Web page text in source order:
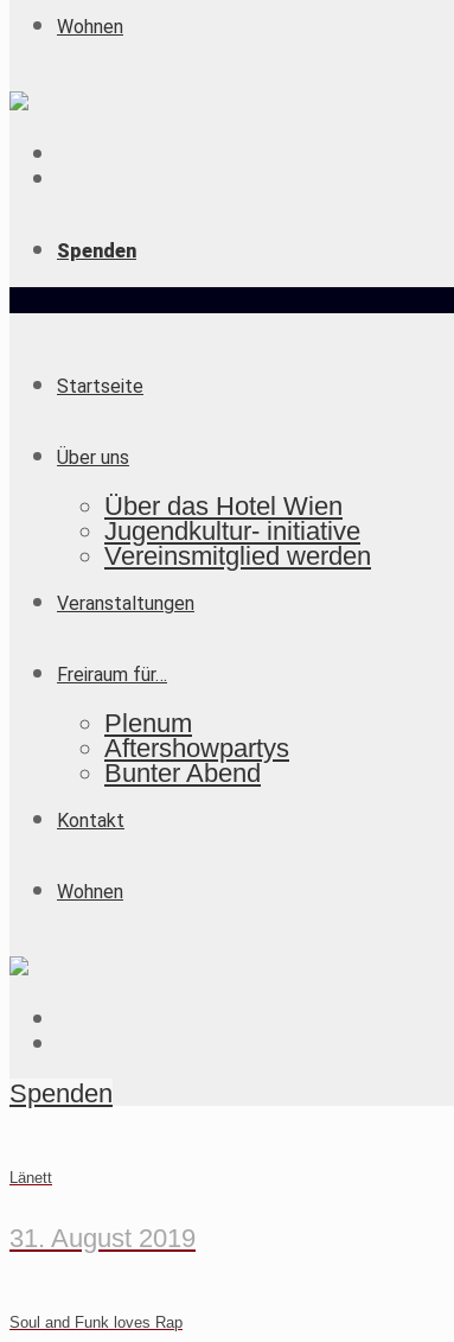
Wohnen
Spenden
Startseite
Über uns
Über das Hotel Wien
Jugendkultur- initiative
Vereinsmitglied werden
Veranstaltungen
Freiraum für…
Plenum
Aftershowpartys
Bunter Abend
Kontakt
Wohnen
Spenden
Länett
31. August 2019
Soul and Funk loves Rap